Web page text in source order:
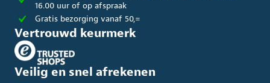
16.00 uur of op afspraak
Gratis bezorging vanaf 50,=
Vertrouwd keurmerk
Veilig en snel afrekenen